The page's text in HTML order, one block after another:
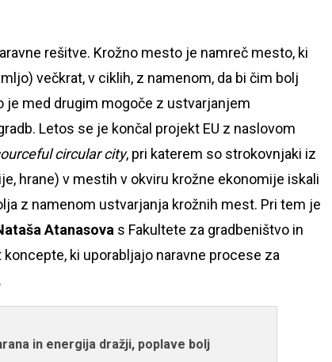
rešitve. Krožno mesto je namreč mesto, ki
večkrat, v ciklih, z namenom, da bi čim bolj
je med drugim mogoče z ustvarjanjem
Letos se je končal projekt EU z naslovom
circular city, pri katerem so strokovnjaki iz
hrane) v mestih v okviru krožne ekonomije iskali
z namenom ustvarjanja krožnih mest. Pri tem je
Atanasova s Fakultete za gradbeništvo in
ki uporabljajo naravne procese za
in energija dražji, poplave bolj